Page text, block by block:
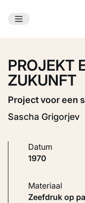
Ga naar
PROJEKT
ZUKUNFT
Project voor een
Sascha Grigorjev
Datum
1970
Materiaal
Zeefdruk op